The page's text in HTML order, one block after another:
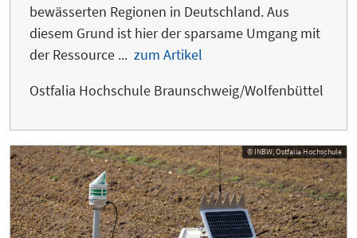
bewässerten Regionen in Deutschland. Aus
diesem Grund ist hier der sparsame Umgang mit
der Ressource ... zum Artikel
Ostfalia Hochschule Braunschweig/Wolfenbüttel
© INBW, Ostfalia Hochschule